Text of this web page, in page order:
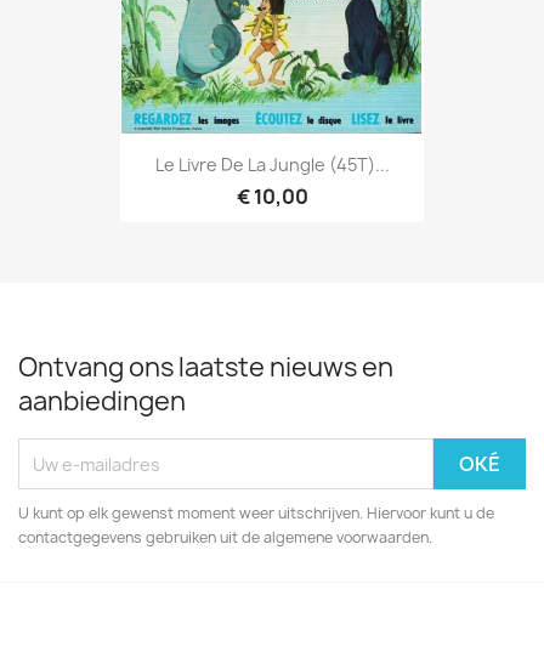
Le Livre De La Jungle (45T)...
€ 10,00
Ontvang ons laatste nieuws en
aanbiedingen
U kunt op elk gewenst moment weer uitschrijven. Hiervoor kunt u de
contactgegevens gebruiken uit de algemene voorwaarden.